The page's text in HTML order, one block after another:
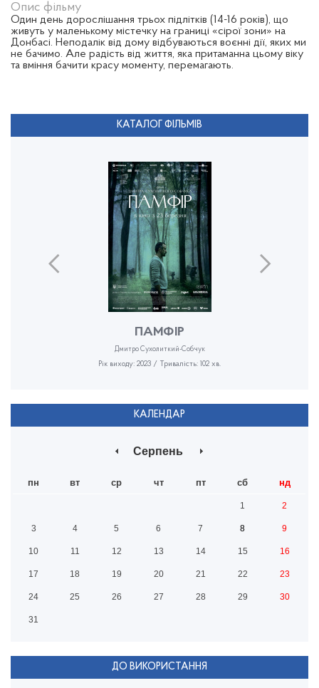
Опис фільму
Один день дорослішання трьох підлітків (14-16 років), що
живуть у маленькому містечку на границі «сірої зони» на
Донбасі. Неподалік від дому відбуваються воєнні дії, яких ми
не бачимо. Але радість від життя, яка притаманна цьому віку
та вміння бачити красу моменту, перемагають.
КАТАЛОГ ФІЛЬМІВ
ПАМФІР
Дмитро Сухолиткий-Собчук
Рік виходу: 2023 / Тривалість: 102 хв.
КАЛЕНДАР
Серпень
пн вт ср чт пт сб нд
1 2
3 4 5 6 7 8 9
10 11 12 13 14 15 16
17 18 19 20 21 22 23
24 25 26 27 28 29 30
31
ДО ВИКОРИСТАННЯ